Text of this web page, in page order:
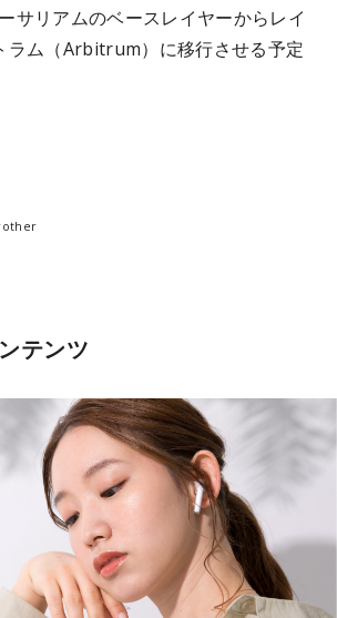
サリアムのベースレイヤーからレイ
ラム（Arbitrum）に移行させる予定
テンツ